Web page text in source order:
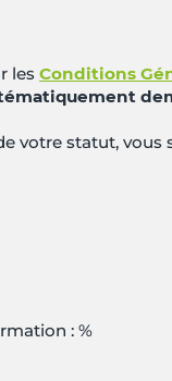
les Conditions
votre statut,
: %